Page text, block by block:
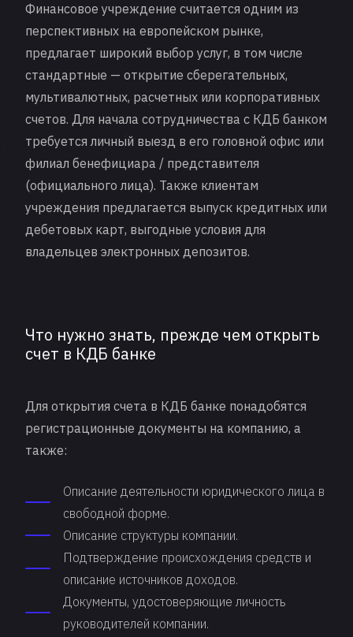
Финансовое учреждение считается одним из
перспективных на европейском рынке,
предлагает широкий выбор услуг, в том числе
стандартные — открытие сберегательных,
мультивалютных, расчетных или корпоративных
счетов. Для начала сотрудничества с КДБ банком
требуется личный выезд в его головной офис или
филиал бенефициара / представителя
(официального лица). Также клиентам
учреждения предлагается выпуск кредитных или
дебетовых карт, выгодные условия для
владельцев электронных депозитов.
Что нужно знать, прежде чем открыть
счет в КДБ банке
Для открытия счета в КДБ банке понадобятся
регистрационные документы на компанию, а
также:
Описание деятельности юридического лица в
свободной форме.
Описание структуры компании.
Подтверждение происхождения средств и
описание источников доходов.
Документы, удостоверяющие личность
руководителей компании.